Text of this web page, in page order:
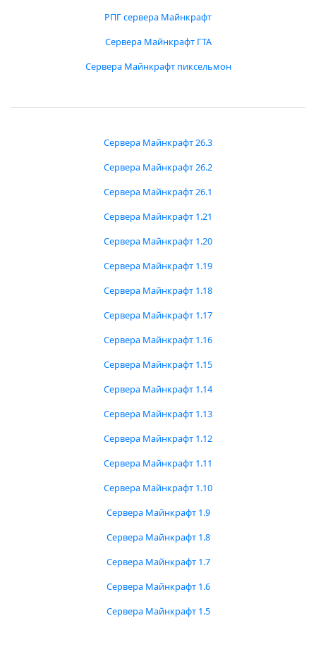
РПГ сервера Майнкрафт
Сервера Майнкрафт ГТА
Сервера Майнкрафт пиксельмон
Сервера Майнкрафт 26.3
Сервера Майнкрафт 26.2
Сервера Майнкрафт 26.1
Сервера Майнкрафт 1.21
Сервера Майнкрафт 1.20
Сервера Майнкрафт 1.19
Сервера Майнкрафт 1.18
Сервера Майнкрафт 1.17
Сервера Майнкрафт 1.16
Сервера Майнкрафт 1.15
Сервера Майнкрафт 1.14
Сервера Майнкрафт 1.13
Сервера Майнкрафт 1.12
Сервера Майнкрафт 1.11
Сервера Майнкрафт 1.10
Сервера Майнкрафт 1.9
Сервера Майнкрафт 1.8
Сервера Майнкрафт 1.7
Сервера Майнкрафт 1.6
Сервера Майнкрафт 1.5